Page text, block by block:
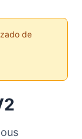
de